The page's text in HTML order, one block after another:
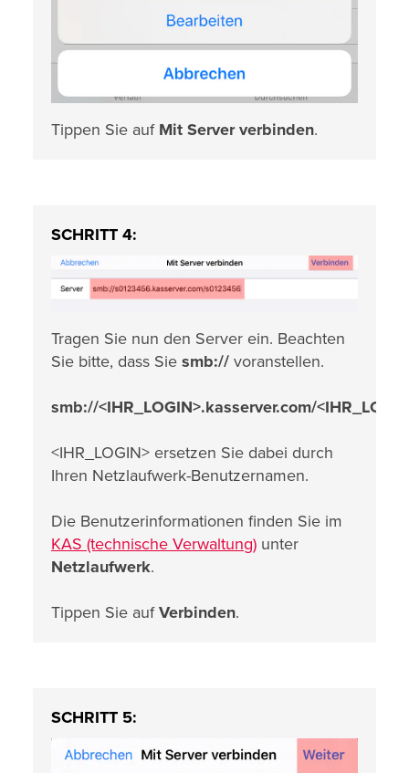
Tippen Sie auf Mit Server verbinden.
SCHRITT 4:
Tragen Sie nun den Server ein. Beachten
Sie bitte, dass Sie smb:// voranstellen.
smb://<IHR_LOGIN>.kasserver.com/
<IHR_LOGIN> ersetzen Sie dabei durch
Ihren Netzlaufwerk-Benutzernamen.
Die Benutzerinformationen finden Sie im
KAS (technische Verwaltung) unter
Netzlaufwerk.
Tippen Sie aufVerbinden.
SCHRITT 5: